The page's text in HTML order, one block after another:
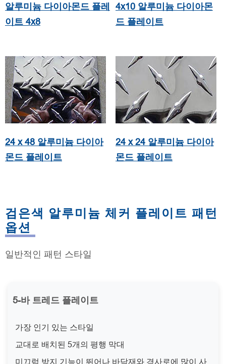
알루미늄 다이아몬드 플레
이트 4x8
4x10 알루미늄 다이아몬
드 플레이트
24 x 48 알루미늄 다이아
몬드 플레이트
24 x 24 알루미늄 다이아
몬드 플레이트
검은색 알루미늄 체커 플레이트 패턴
옵션
일반적인 패턴 스타일
5-바 트레드 플레이트
가장 인기 있는 스타일
교대로 배치된 5개의 평행 막대
미끄럼 방지 기능이 뛰어나 바닥재와 경사로에 많이 사